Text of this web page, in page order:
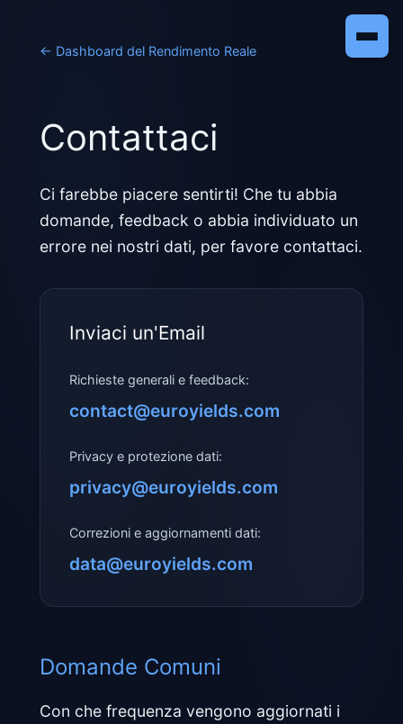
← Dashboard del Rendimento Reale
Contattaci
Ci farebbe piacere sentirti! Che tu abbia
domande, feedback o abbia individuato un
errore nei nostri dati, per favore contattaci.
Inviaci un'Email
Richieste generali e feedback:
contact@euroyields.com
Privacy e protezione dati:
privacy@euroyields.com
Correzioni e aggiornamenti dati:
data@euroyields.com
Domande Comuni
Con che frequenza vengono aggiornati i